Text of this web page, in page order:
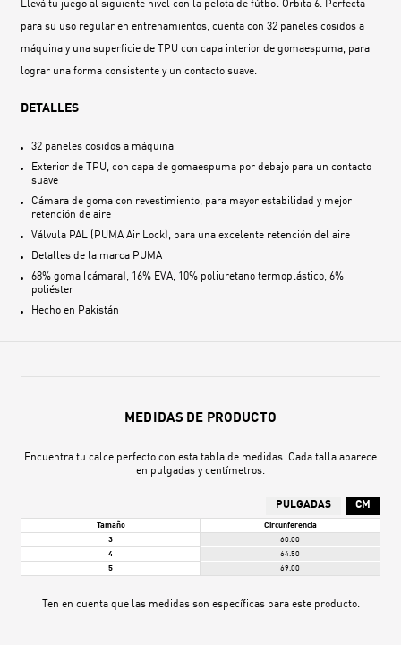
Llevá tu juego al siguiente nivel con la pelota de fútbol Orbita 6. Perfecta
para su uso regular en entrenamientos, cuenta con 32 paneles cosidos a
máquina y una superficie de TPU con capa interior de gomaespuma, para
lograr una forma consistente y un contacto suave.
DETALLES
32 paneles cosidos a máquina
Exterior de TPU, con capa de gomaespuma por debajo para un contacto
suave
Cámara de goma con revestimiento, para mayor estabilidad y mejor
retención de aire
Válvula PAL (PUMA Air Lock), para una excelente retención del aire
Detalles de la marca PUMA
68% goma (cámara), 16% EVA, 10% poliuretano termoplástico, 6%
poliéster
Hecho en Pakistán
MEDIDAS DE PRODUCTO
Encuentra tu calce perfecto con esta tabla de medidas. Cada talla aparece
en pulgadas y centímetros.
PULGADAS CM
Tamaño
Circunferencia
3
60.00
4
64.50
5
69.00
Ten en cuenta que las medidas son específicas para este producto.